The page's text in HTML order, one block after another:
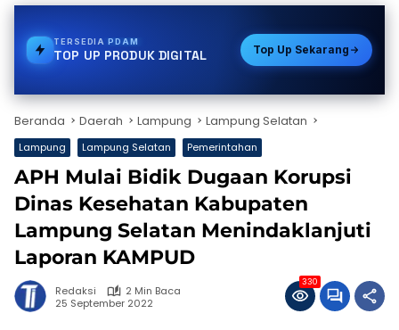
TERSEDIASTREAMING
TOP UP PRODUK DIGITAL Top Up Sekarang
Beranda Daerah Lampung Lampung Selatan
Lampung Lampung Selatan Pemerintahan
APH Mulai Bidik Dugaan Korupsi
Dinas Kesehatan Kabupaten
Lampung Selatan Menindaklanjuti
Laporan KAMPUD
Redaksi
2 Min Baca
25 September 2022
330